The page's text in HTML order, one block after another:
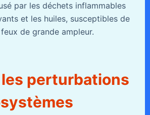
par les déchets inflammables
et les huiles, susceptibles de
de grande ampleur.
perturbations